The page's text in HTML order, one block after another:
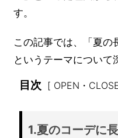
す。
この記事では、「夏の
というテーマについて
目次 [ OPEN・
1.夏のコーデに